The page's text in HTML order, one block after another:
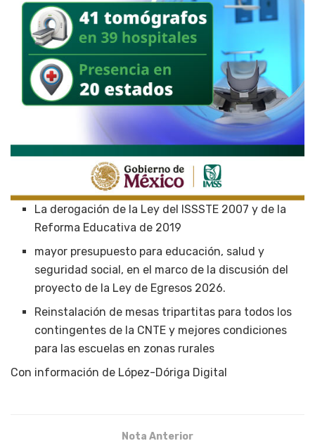
La derogación de la Ley del ISSSTE 2007 y de la
Reforma Educativa de 2019
mayor presupuesto para educación, salud y
seguridad social, en el marco de la discusión del
proyecto de la Ley de Egresos 2026.
Reinstalación de mesas tripartitas para todos los
contingentes de la CNTE y mejores condiciones
para las escuelas en zonas rurales
Con información de López-Dóriga Digital
Nota Anterior